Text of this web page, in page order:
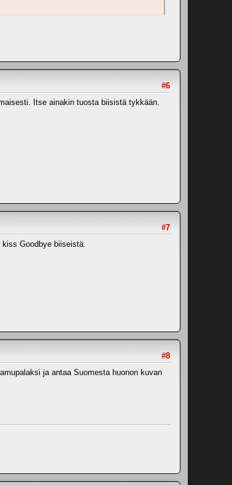
#6
Itse ainakin tuosta biisistä tykkään.
#7
Goodbye biiseistä.
#8
ja antaa Suomesta huonon kuvan